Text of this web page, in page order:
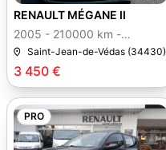
3 450 €
RENAULT MÉGANE II
2005 - 210000 km -
Manuelle
Saint-Jean-de-Védas (34430)
PRO